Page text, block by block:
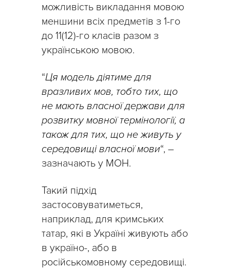
можливість викладання мовою
меншини всіх предметів з 1-го
до 11(12)-го класів разом з
українською мовою.
“Ця модель діятиме для
вразливих мов, тобто тих, що
не мають власної держави для
розвитку мовної термінології, а
також для тих, що не живуть у
середовищі власної мови“, –
зазначають у МОН.
Такий підхід
застосовуватиметься,
наприклад, для кримських
татар, які в Україні живують або
в україно-, або в
російськомовному середовищі.